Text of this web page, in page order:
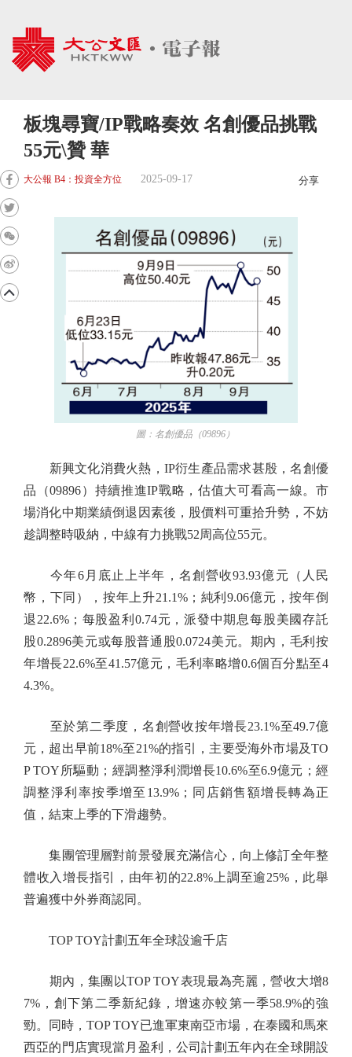
板塊尋寶/IP戰略奏效 名創優品挑戰
55元\贊 華
大公報 B4：投資全方位 2025-09-17 分享
圖：名創優品（09896）
新興文化消費火熱，IP衍生產品需求甚殷，名創優
品（09896）持續推進IP戰略，估值大可看高一線。市
場消化中期業績倒退因素後，股價料可重拾升勢，不妨
趁調整時吸納，中線有力挑戰52周高位55元。
今年6月底止上半年，名創營收93.93億元（人民
幣，下同），按年上升21.1%；純利9.06億元，按年倒
退22.6%；每股盈利0.74元，派發中期息每股美國存託
股0.2896美元或每股普通股0.0724美元。期內，毛利按
年增長22.6%至41.57億元，毛利率略增0.6個百分點至4
4.3%。
至於第二季度，名創營收按年增長23.1%至49.7億
元，超出早前18%至21%的指引，主要受海外市場及TO
P TOY所驅動；經調整淨利潤增長10.6%至6.9億元；經
調整淨利率按季增至13.9%；同店銷售額增長轉為正
值，結束上季的下滑趨勢。
集團管理層對前景發展充滿信心，向上修訂全年整
體收入增長指引，由年初的22.8%上調至逾25%，此舉
普遍獲中外券商認同。
TOP TOY計劃五年全球設逾千店
期內，集團以TOP TOY表現最為亮麗，營收大增8
7%，創下第二季新紀錄，增速亦較第一季58.9%的強
勁。同時，TOP TOY已進軍東南亞市場，在泰國和馬來
西亞的門店實現當月盈利，公司計劃五年內在全球開設